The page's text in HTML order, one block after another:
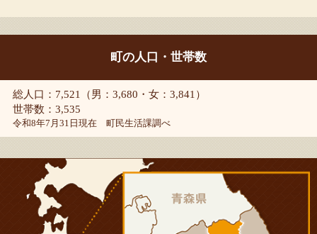
町の人口・世帯数
総人口：7,521（男：3,680・女：3,841）
世帯数：3,535
令和8年7月31日現在 町民生活課調べ